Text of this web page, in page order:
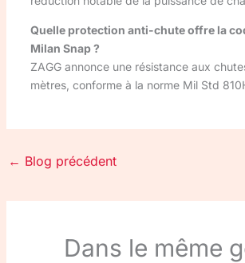
Quelle protection anti-chute offre la
Milan Snap ?
ZAGG annonce une résistance aux
mètres, conforme à la norme Mil Std
← Blog précédent
Dans le même